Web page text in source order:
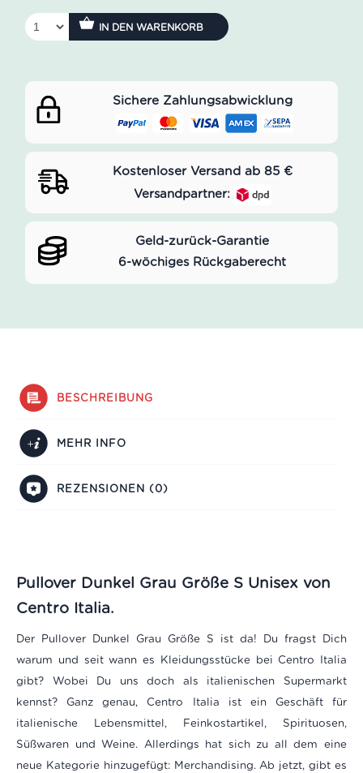
IN DEN WARENKORB
Sichere Zahlungsabwicklung
Kostenloser Versand ab 85 €
Versandpartner:
Geld-zurück-Garantie
6-wöchiges Rückgaberecht
BESCHREIBUNG
MEHR INFO
REZENSIONEN (0)
Pullover Dunkel Grau Größe S Unisex von
Centro Italia.
Der Pullover Dunkel Grau Größe S ist da! Du fragst Dich
warum und seit wann es Kleidungsstücke bei Centro Italia
gibt? Wobei Du uns doch als italienischen Supermarkt
kennst? Ganz genau, Centro Italia ist ein Geschäft für
italienische Lebensmittel, Feinkostartikel, Spirituosen,
Süßwaren und Weine. Allerdings hat sich zu all dem eine
neue Kategorie hinzugefügt: Merchandising. Ab jetzt, gibt es